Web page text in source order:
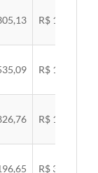
R$ 1.344,92
R$ 1.581,89
R$ 1.882,45
R$ 3.294,10